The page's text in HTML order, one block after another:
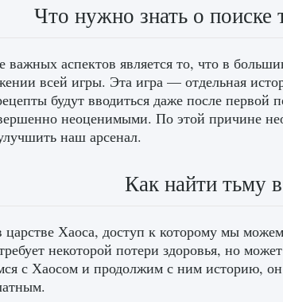
Что нужно знать о поиске
аспектов является то, что в
всей игры. Эта игра — отдельная
будут вводиться даже после
неоценимыми. По этой причине
наш арсенал.
Как найти тьму
царстве Хаоса, доступ к которому мы
некоторой потери здоровья, но
с Хаосом и продолжим с ним историю,